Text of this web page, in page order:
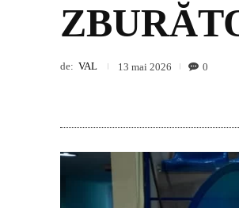
de: VAL 13 mai 2026 0